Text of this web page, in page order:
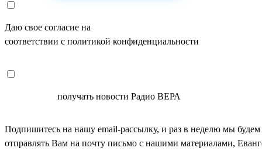
Даю свое согласие на
соответствии с политикой конфиденциальности
получать новости Радио ВЕРА
Подпишитесь на нашу email-рассылку, и раз в неделю мы будем
отправлять Вам на почту письмо с нашими материалами,